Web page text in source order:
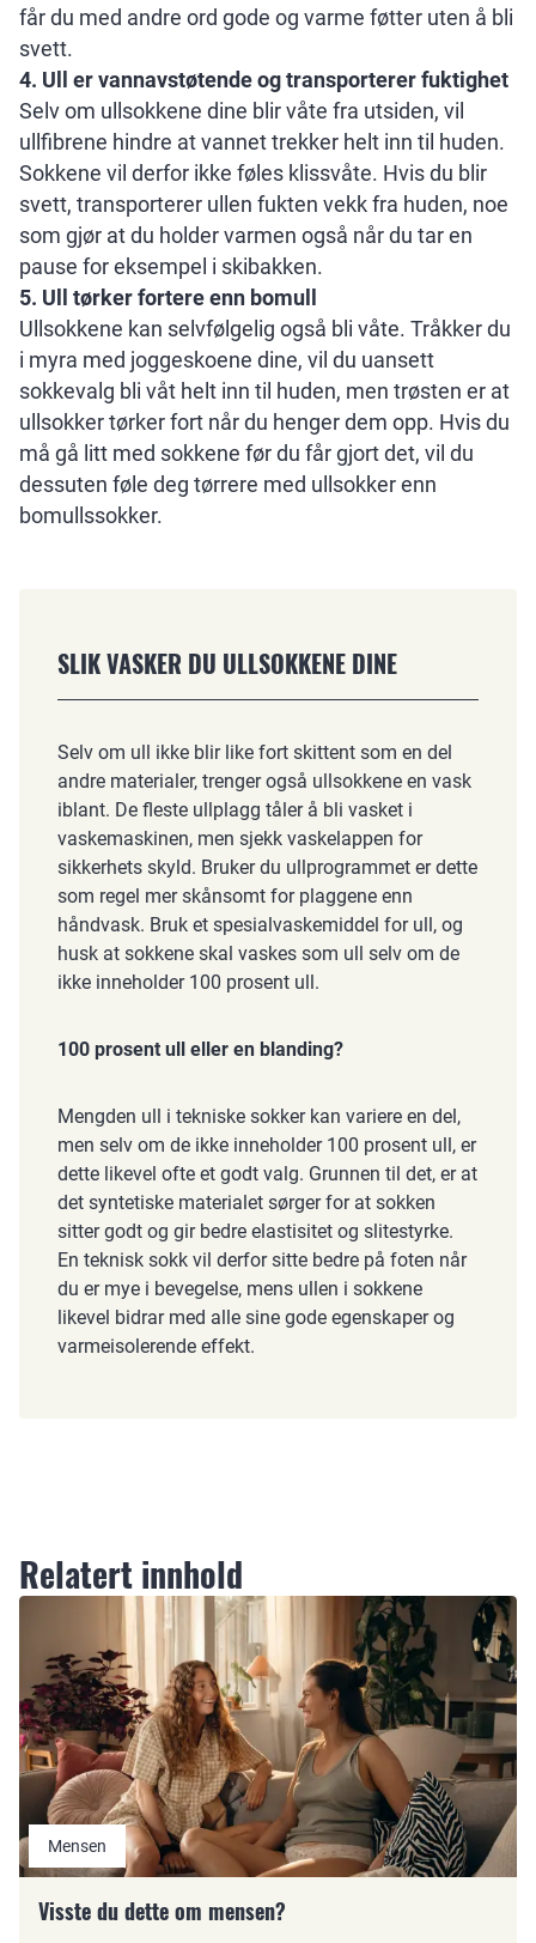
får du med andre ord gode og varme føtter uten å bli
svett.
4. Ull er vannavstøtende og transporterer fuktighet
Selv om ullsokkene dine blir våte fra utsiden, vil
ullfibrene hindre at vannet trekker helt inn til huden.
Sokkene vil derfor ikke føles klissvåte. Hvis du blir
svett, transporterer ullen fukten vekk fra huden, noe
som gjør at du holder varmen også når du tar en
pause for eksempel i skibakken.
5. Ull tørker fortere enn bomull
Ullsokkene kan selvfølgelig også bli våte. Tråkker du
i myra med joggeskoene dine, vil du uansett
sokkevalg bli våt helt inn til huden, men trøsten er at
ullsokker tørker fort når du henger dem opp. Hvis du
må gå litt med sokkene før du får gjort det, vil du
dessuten føle deg tørrere med ullsokker enn
bomullssokker.
SLIK VASKER DU ULLSOKKENE DINE
Selv om ull ikke blir like fort skittent som en del
andre materialer, trenger også ullsokkene en vask
iblant. De fleste ullplagg tåler å bli vasket i
vaskemaskinen, men sjekk vaskelappen for
sikkerhets skyld. Bruker du ullprogrammet er dette
som regel mer skånsomt for plaggene enn
håndvask. Bruk et spesialvaskemiddel for ull, og
husk at sokkene skal vaskes som ull selv om de
ikke inneholder 100 prosent ull.
100 prosent ull eller en blanding?
Mengden ull i tekniske sokker kan variere en del,
men selv om de ikke inneholder 100 prosent ull, er
dette likevel ofte et godt valg. Grunnen til det, er at
det syntetiske materialet sørger for at sokken
sitter godt og gir bedre elastisitet og slitestyrke.
En teknisk sokk vil derfor sitte bedre på foten når
du er mye i bevegelse, mens ullen i sokkene
likevel bidrar med alle sine gode egenskaper og
varmeisolerende effekt.
Relatert innhold
Mensen
Visste du dette om mensen?